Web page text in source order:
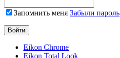
Запомнить меня Забыли пароль
Eikon Chrome
Eikon Total Look